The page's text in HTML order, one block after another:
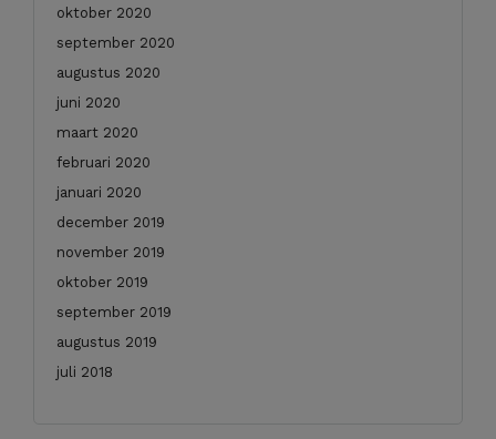
oktober 2020
september 2020
augustus 2020
juni 2020
maart 2020
februari 2020
januari 2020
december 2019
november 2019
oktober 2019
september 2019
augustus 2019
juli 2018